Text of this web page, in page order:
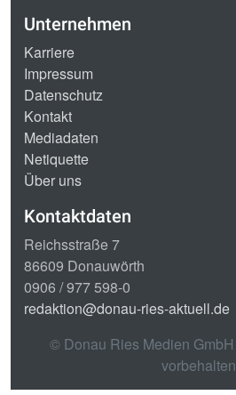
Unternehmen
Karriere
Impressum
Datenschutz
Kontakt
Mediadaten
Netiquette
Über uns
Kontaktdaten
Reichsstraße 7
86609 Donauwörth
0906 / 977 598-0
redaktion@donau-ries-aktuell.de
© Donau Ries Medien GmbH
vorbehalten